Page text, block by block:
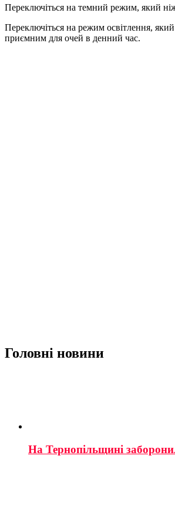
Переключіться на темний режим, який
Переключіться на режим освітлення,
приємним для очей в денний час.
Головні новини
На Тернопільщині